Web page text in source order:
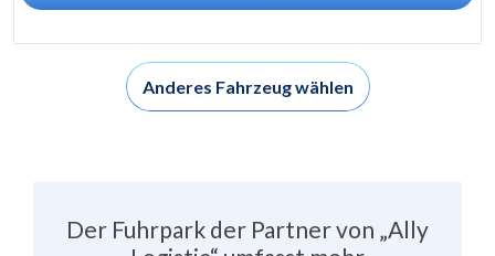
Anderes Fahrzeug wählen
Der Fuhrpark der Partner von „Ally